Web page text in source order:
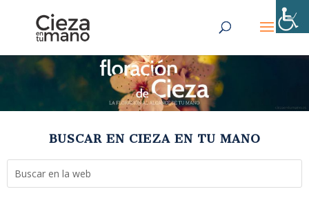
BUSCAR EN CIEZA EN TU MANO